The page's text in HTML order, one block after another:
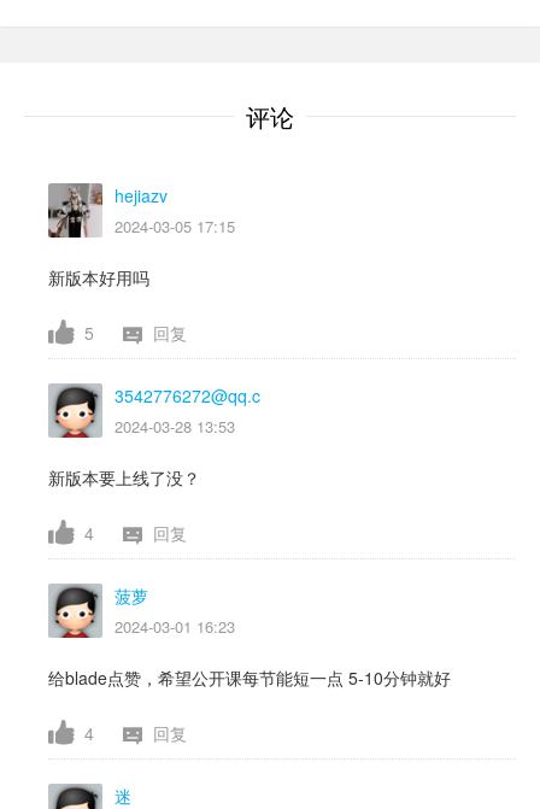
评论
hejiazv
2024-03-05 17:15
新版本好用吗
5 回复
3542776272@qq.c
2024-03-28 13:53
新版本要上线了没？
4 回复
菠萝
2024-03-01 16:23
给blade点赞，希望公开课每节能短一点 5-10分钟就好
4 回复
迷